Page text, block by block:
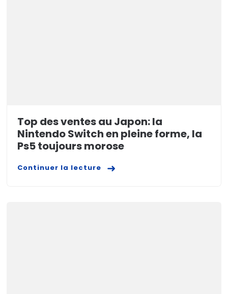
Top des ventes au Japon: la
Nintendo Switch en pleine forme, la
Ps5 toujours morose
Continuer la lecture